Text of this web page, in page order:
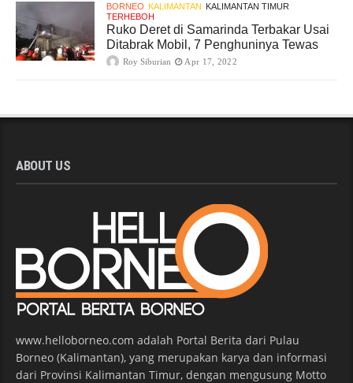
BORNEO KALIMANTAN KALIMANTAN TIMUR
TERHEBOH
Ruko Deret di Samarinda Terbakar Usai
Ditabrak Mobil, 7 Penghuninya Tewas
Roy Siburian Apr 17, 2022
ABOUT US
www.helloborneo.com adalah Portal Berita dari Pulau
Borneo (Kalimantan), yang merupakan karya dan informasi
dari Provinsi Kalimantan Timur, dengan mengusung Motto